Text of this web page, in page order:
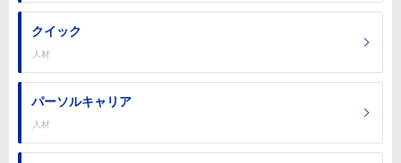
クイック
人材
パーソルキャリア
人材